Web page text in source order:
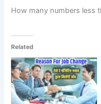
How many numbers less
Related